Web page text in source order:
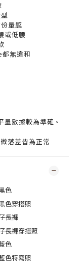
量感
或低腰
無違和
數據較為準確。
落差皆為正常